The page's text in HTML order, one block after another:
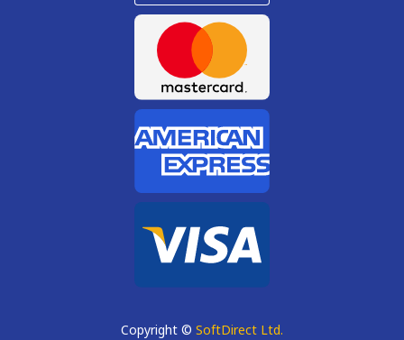
Copyright © SoftDirect Ltd.